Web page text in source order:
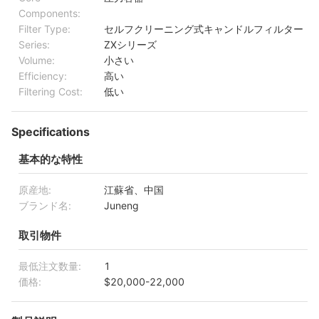
Components:
Filter Type:
セルフクリーニング式キャンドルフィルター
Series:
ZXシリーズ
Volume:
小さい
Efficiency:
高い
Filtering Cost:
低い
Specifications
基本的な特性
原産地:
江蘇省、中国
ブランド名:
Juneng
取引物件
最低注文数量:
1
価格:
$20,000-22,000